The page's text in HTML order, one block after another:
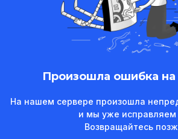
Произошла ошибка на
На нашем сервере произошла
и мы уже исправляем
Возвращайтесь